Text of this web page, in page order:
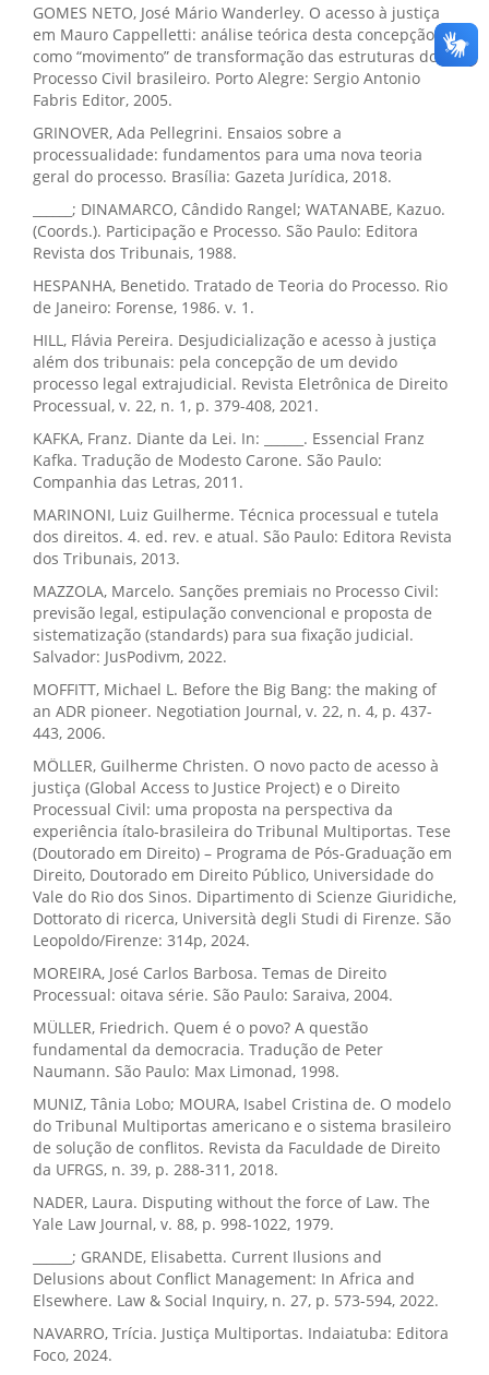
GOMES NETO, José Mário Wanderley. O acesso à justiça
em Mauro Cappelletti: análise teórica desta concepção
como “movimento” de transformação das estruturas do
Processo Civil brasileiro. Porto Alegre: Sergio Antonio
Fabris Editor, 2005.
GRINOVER, Ada Pellegrini. Ensaios sobre a
processualidade: fundamentos para uma nova teoria
geral do processo. Brasília: Gazeta Jurídica, 2018.
______; DINAMARCO, Cândido Rangel; WATANABE, Kazuo.
(Coords.). Participação e Processo. São Paulo: Editora
Revista dos Tribunais, 1988.
HESPANHA, Benetido. Tratado de Teoria do Processo. Rio
de Janeiro: Forense, 1986. v. 1.
HILL, Flávia Pereira. Desjudicialização e acesso à justiça
além dos tribunais: pela concepção de um devido
processo legal extrajudicial. Revista Eletrônica de Direito
Processual, v. 22, n. 1, p. 379-408, 2021.
KAFKA, Franz. Diante da Lei. In: ______. Essencial Franz
Kafka. Tradução de Modesto Carone. São Paulo:
Companhia das Letras, 2011.
MARINONI, Luiz Guilherme. Técnica processual e tutela
dos direitos. 4. ed. rev. e atual. São Paulo: Editora Revista
dos Tribunais, 2013.
MAZZOLA, Marcelo. Sanções premiais no Processo Civil:
previsão legal, estipulação convencional e proposta de
sistematização (standards) para sua fixação judicial.
Salvador: JusPodivm, 2022.
MOFFITT, Michael L. Before the Big Bang: the making of
an ADR pioneer. Negotiation Journal, v. 22, n. 4, p. 437-
443, 2006.
MÖLLER, Guilherme Christen. O novo pacto de acesso à
justiça (Global Access to Justice Project) e o Direito
Processual Civil: uma proposta na perspectiva da
experiência ítalo-brasileira do Tribunal Multiportas. Tese
(Doutorado em Direito) – Programa de Pós-Graduação em
Direito, Doutorado em Direito Público, Universidade do
Vale do Rio dos Sinos. Dipartimento di Scienze Giuridiche,
Dottorato di ricerca, Università degli Studi di Firenze. São
Leopoldo/Firenze: 314p, 2024.
MOREIRA, José Carlos Barbosa. Temas de Direito
Processual: oitava série. São Paulo: Saraiva, 2004.
MÜLLER, Friedrich. Quem é o povo? A questão
fundamental da democracia. Tradução de Peter
Naumann. São Paulo: Max Limonad, 1998.
MUNIZ, Tânia Lobo; MOURA, Isabel Cristina de. O modelo
do Tribunal Multiportas americano e o sistema brasileiro
de solução de conflitos. Revista da Faculdade de Direito
da UFRGS, n. 39, p. 288-311, 2018.
NADER, Laura. Disputing without the force of Law. The
Yale Law Journal, v. 88, p. 998-1022, 1979.
______; GRANDE, Elisabetta. Current Ilusions and
Delusions about Conflict Management: In Africa and
Elsewhere. Law & Social Inquiry, n. 27, p. 573-594, 2022.
NAVARRO, Trícia. Justiça Multiportas. Indaiatuba: Editora
Foco, 2024.